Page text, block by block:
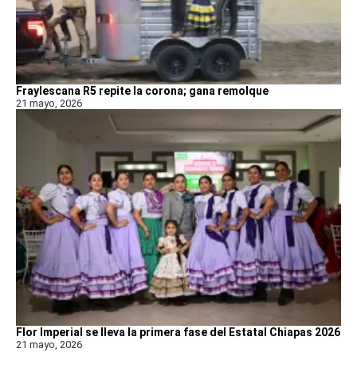
Fraylescana R5 repite la corona; gana remolque
21 mayo, 2026
Flor Imperial se lleva la primera fase del Estatal Chiapas 2026
21 mayo, 2026